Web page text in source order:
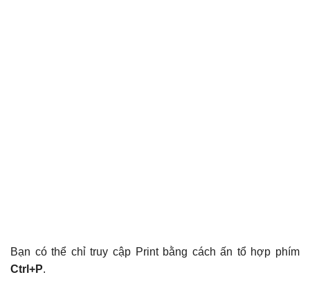
Bạn có thể chỉ truy cập Print bằng cách ấn tổ hợp phím
Ctrl+P.